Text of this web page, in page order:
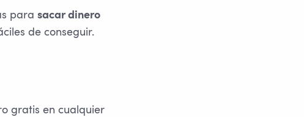
para sacar dinero
de conseguir.
gratis en cualquier